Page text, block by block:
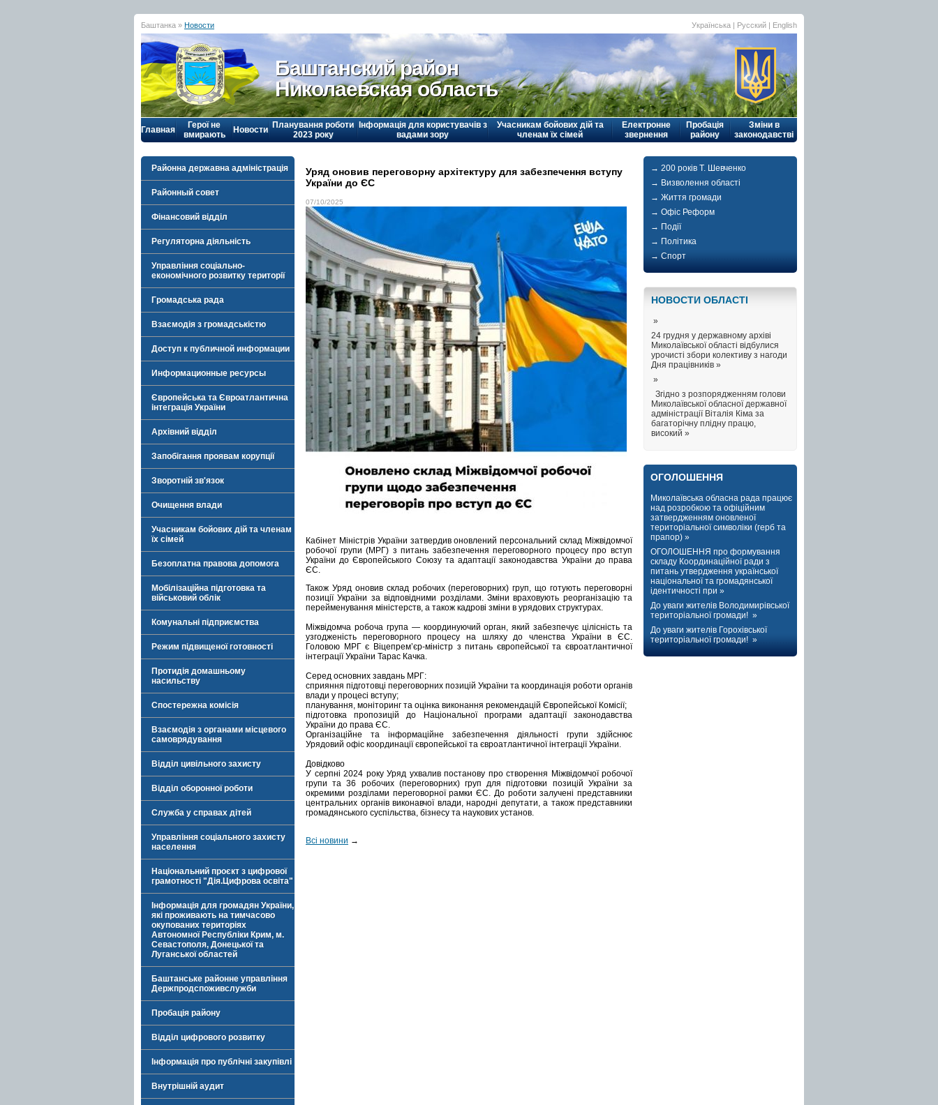
Баштанка » Новости Українська | Русский | English
Баштанский район
Николаевская область
Главная
Герої не
вмирають
Новости Планування роботи
2023 року
Інформація для користувачів з
вадами зору
Учасникам бойових дій та
членам їх сімей
Електронне
звернення
Пробація
району
Зміни в
законодавстві
Районна державна адміністрація
Районный совет
Фінансовий відділ
Регуляторна діяльність
Управління соціально-
економічного розвитку території
Громадська рада
Взаємодія з громадськістю
Доступ к публичной информации
Информационные ресурсы
Європейська та Євроатлантична
інтеграція України
Архівний відділ
Запобігання проявам корупції
Зворотній зв'язок
Очищення влади
Учасникам бойових дій та членам
їх сімей
Безоплатна правова допомога
Мобілізаційна підготовка та
військовий облік
Комунальні підприємства
Режим підвищеної готовності
Протидія домашньому
насильству
Спостережна комісія
Взаємодія з органами місцевого
самоврядування
Відділ цивільного захисту
Відділ оборонної роботи
Служба у справах дітей
Управління соціального захисту
населення
Національний проєкт з цифрової
грамотності "Дія.Цифрова освіта"
Інформація для громадян України,
які проживають на тимчасово
окупованих територіях
Автономної Республіки Крим, м.
Севастополя, Донецької та
Луганської областей
Баштанське районне управління
Держпродспоживслужби
Пробація району
Відділ цифрового розвитку
Інформація про публічні закупівлі
Внутрішній аудит
Уряд оновив переговорну архітектуру для забезпечення вступу
України до ЄС
07/10/2025
Кабінет Міністрів України затвердив оновлений персональний склад Міжвідомчої
робочої групи (МРГ) з питань забезпечення переговорного процесу про вступ
України до Європейського Союзу та адаптації законодавства України до права
ЄС.
Також Уряд оновив склад робочих (переговорних) груп, що готують переговорні
позиції України за відповідними розділами. Зміни враховують реорганізацію та
перейменування міністерств, а також кадрові зміни в урядових структурах.
Міжвідомча робоча група — координуючий орган, який забезпечує цілісність та
узгодженість переговорного процесу на шляху до членства України в ЄС.
Головою МРГ є Віцепрем’єр-міністр з питань європейської та євроатлантичної
інтеграції України Тарас Качка.
Серед основних завдань МРГ:
сприяння підготовці переговорних позицій України та координація роботи органів
влади у процесі вступу;
планування, моніторинг та оцінка виконання рекомендацій Європейської Комісії;
підготовка пропозицій до Національної програми адаптації законодавства
України до права ЄС.
Організаційне та інформаційне забезпечення діяльності групи здійснює
Урядовий офіс координації європейської та євроатлантичної інтеграції України.
Довідково
У серпні 2024 року Уряд ухвалив постанову про створення Міжвідомчої робочої
групи та 36 робочих (переговорних) груп для підготовки позицій України за
окремими розділами переговорної рамки ЄС. До роботи залучені представники
центральних органів виконавчої влади, народні депутати, а також представники
громадянського суспільства, бізнесу та наукових установ.
Всі новини →
→ 200 років Т. Шевченко
→ Визволення області
→ Життя громади
→ Офіс Реформ
→ Події
→ Політика
→ Спорт
НОВОСТИ ОБЛАСТI
»
24 грудня у державному архіві
Миколаївської області відбулися
урочисті збори колективу з нагоди
Дня працівників »
»
Згідно з розпорядженням голови
Миколаївської обласної державної
адміністрації Віталія Кіма за
багаторічну плідну працю,
високий »
ОГОЛОШЕННЯ
Миколаївська обласна рада працює
над розробкою та офіційним
затвердженням оновленої
територіальної символіки (герб та
прапор) »
ОГОЛОШЕННЯ про формування
складу Координаційної ради з
питань утвердження української
національної та громадянської
ідентичності при »
До уваги жителів Володимирівської
територіальної громади! »
До уваги жителів Горохівської
територіальної громади! »